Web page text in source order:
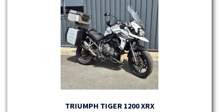
TRIUMPH TIGER 1200 XRX